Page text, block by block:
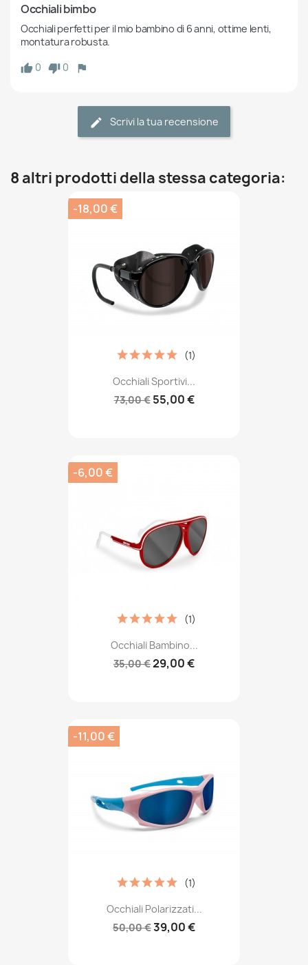
Occhiali bimbo
Occhiali perfetti per il mio bambino di 6 anni, ottime lenti,
montatura robusta.
0
0
Scrivi la tua recensione
8 altri prodotti della stessa categoria:
Occhiali Sportivi...
73,00 € 55,00 €
(1)
-18,00 €
Occhiali Bambino...
35,00 €29,00 €
(1)
-6,00 €
Occhiali Polarizzati...
50,00 €39,00 €
(1)
-11,00 €